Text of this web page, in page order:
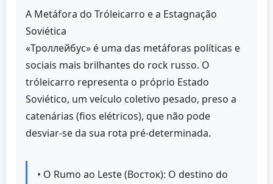
A Metáfora do Tróleicarro e a Estagnação
Soviética
«Троллейбус» é uma das metáforas políticas e
sociais mais brilhantes do rock russo. O
tróleicarro representa o próprio Estado
Soviético, um veículo coletivo pesado, preso a
catenárias (fios elétricos), que não pode
desviar-se da sua rota pré-determinada.
• O Rumo ao Leste (Восток): O destino do